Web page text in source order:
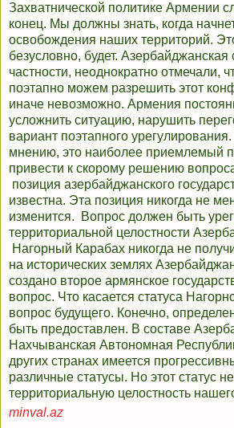
Захватнической политике Армении
конец. Мы должны знать, когда
освобождения наших территорий.
безусловно, будет. Азербайджанская
частности, неоднократно отмечали,
поэтапно можем разрешить этот
иначе невозможно. Армения
усложнить ситуацию, нарушить
вариант поэтапного
мнению, это наиболее приемлемый
привести к скорому решению
позиция азербайджанского
известна. Эта позиция никогда не
изменится. Вопрос должен быть
территориальной целостности
Нагорный Карабах никогда не
на исторических землях
создано второе армянское
вопрос. Что касается статуса
вопрос будущего. Конечно,
быть предоставлен. В составе
Нахчыванская Автономная
других странах имеется
различные статусы. Но этот статус
территориальную целостность
minval.az